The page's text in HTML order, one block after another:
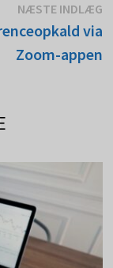
NÆSTE INDLÆG
via
Zoom-appen